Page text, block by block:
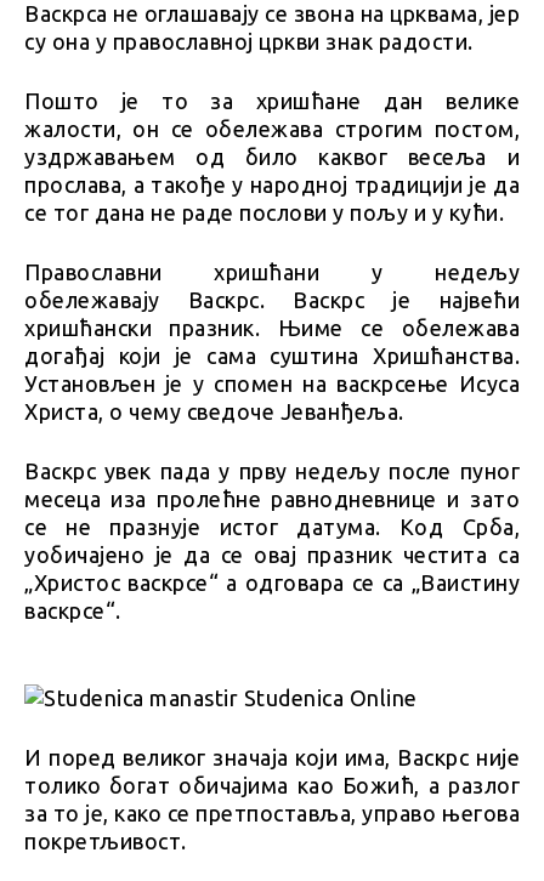
Васкрса не оглашавају се звона на црквама, јер
су она у православној цркви знак радости.
Пошто је то за хришћане дан велике
жалости, он се обележава строгим постом,
уздржавањем од било каквог весеља и
прослава, а такође у народној традицији је да
се тог дана не раде послови у пољу и у кући.
Православни хришћани у недељу
обележавају Васкрс. Васкрс је највећи
хришћански празник. Њиме се обележава
догађај који је сама суштина Хришћанства.
Установљен је у спомен на васкрсење Исуса
Христа, о чему сведоче Јеванђеља.
Васкрс увек пада у прву недељу после пуног
месеца иза пролећне равнодневнице и зато
се не празнује истог датума. Код Срба,
уобичајено је да се овај празник честита са
„Христос васкрсе“ а одговара се са „Ваистину
васкрсе“.
И поред великог значаја који има, Васкрс није
толико богат обичајима као Божић, а разлог
за то је, како се претпоставља, управо његова
покретљивост.